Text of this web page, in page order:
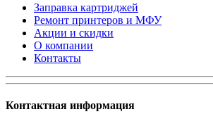
Заправка картриджей
Ремонт принтеров и МФУ
Акции и скидки
О компании
Контакты
Контактная информация